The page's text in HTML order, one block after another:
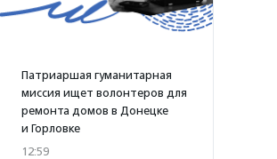
Патриаршая гуманитарная
миссия ищет волонтеров для
ремонта домов в Донецке
и Горловке
12:59